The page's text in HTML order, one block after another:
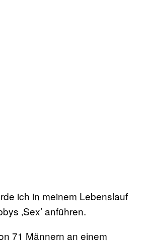
ich in meinem Lebenslauf
‚Sex’ anführen.
71 Männern an einem